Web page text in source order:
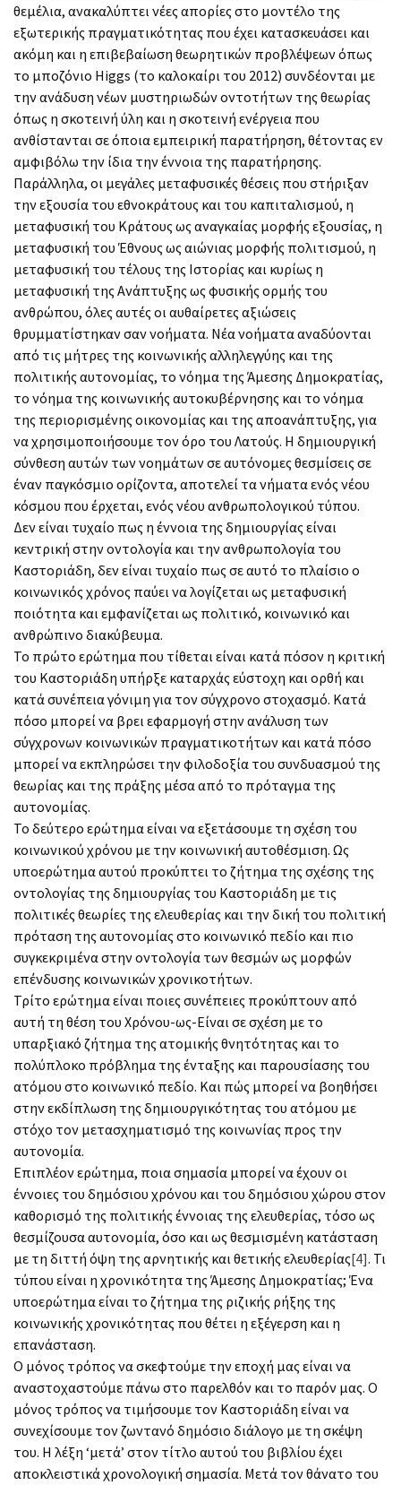
θεμέλια, ανακαλύπτει νέες απορίες στο μοντέλο της
εξωτερικής πραγματικότητας που έχει κατασκευάσει και
ακόμη και η επιβεβαίωση θεωρητικών προβλέψεων όπως
το μποζόνιο Higgs (το καλοκαίρι του 2012) συνδέονται με
την ανάδυση νέων μυστηριωδών οντοτήτων της θεωρίας
όπως η σκοτεινή ύλη και η σκοτεινή ενέργεια που
ανθίστανται σε όποια εμπειρική παρατήρηση, θέτοντας εν
αμφιβόλω την ίδια την έννοια της παρατήρησης.
Παράλληλα, οι μεγάλες μεταφυσικές θέσεις που στήριξαν
την εξουσία του εθνοκράτους και του καπιταλισμού, η
μεταφυσική του Κράτους ως αναγκαίας μορφής εξουσίας, η
μεταφυσική του Έθνους ως αιώνιας μορφής πολιτισμού, η
μεταφυσική του τέλους της Ιστορίας και κυρίως η
μεταφυσική της Ανάπτυξης ως φυσικής ορμής του
ανθρώπου, όλες αυτές οι αυθαίρετες αξιώσεις
θρυμματίστηκαν σαν νοήματα. Νέα νοήματα αναδύονται
από τις μήτρες της κοινωνικής αλληλεγγύης και της
πολιτικής αυτονομίας, το νόημα της Άμεσης Δημοκρατίας,
το νόημα της κοινωνικής αυτοκυβέρνησης και το νόημα
της περιορισμένης οικονομίας και της αποανάπτυξης, για
να χρησιμοποιήσουμε τον όρο του Λατούς. Η δημιουργική
σύνθεση αυτών των νοημάτων σε αυτόνομες θεσμίσεις σε
έναν παγκόσμιο ορίζοντα, αποτελεί τα νήματα ενός νέου
κόσμου που έρχεται, ενός νέου ανθρωπολογικού τύπου.
Δεν είναι τυχαίο πως η έννοια της δημιουργίας είναι
κεντρική στην οντολογία και την ανθρωπολογία του
Καστοριάδη, δεν είναι τυχαίο πως σε αυτό το πλαίσιο ο
κοινωνικός χρόνος παύει να λογίζεται ως μεταφυσική
ποιότητα και εμφανίζεται ως πολιτικό, κοινωνικό και
ανθρώπινο διακύβευμα.
Το πρώτο ερώτημα που τίθεται είναι κατά πόσον η κριτική
του Καστοριάδη υπήρξε καταρχάς εύστοχη και ορθή και
κατά συνέπεια γόνιμη για τον σύγχρονο στοχασμό. Κατά
πόσο μπορεί να βρει εφαρμογή στην ανάλυση των
σύγχρονων κοινωνικών πραγματικοτήτων και κατά πόσο
μπορεί να εκπληρώσει την φιλοδοξία του συνδυασμού της
θεωρίας και της πράξης μέσα από το πρόταγμα της
αυτονομίας.
Το δεύτερο ερώτημα είναι να εξετάσουμε τη σχέση του
κοινωνικού χρόνου με την κοινωνική αυτοθέσμιση. Ως
υποερώτημα αυτού προκύπτει το ζήτημα της σχέσης της
οντολογίας της δημιουργίας του Καστοριάδη με τις
πολιτικές θεωρίες της ελευθερίας και την δική του πολιτική
πρόταση της αυτονομίας στο κοινωνικό πεδίο και πιο
συγκεκριμένα στην οντολογία των θεσμών ως μορφών
επένδυσης κοινωνικών χρονικοτήτων.
Τρίτο ερώτημα είναι ποιες συνέπειες προκύπτουν από
αυτή τη θέση του Χρόνου-ως-Είναι σε σχέση με το
υπαρξιακό ζήτημα της ατομικής θνητότητας και το
πολύπλοκο πρόβλημα της ένταξης και παρουσίασης του
ατόμου στο κοινωνικό πεδίο. Και πώς μπορεί να βοηθήσει
στην εκδίπλωση της δημιουργικότητας του ατόμου με
στόχο τον μετασχηματισμό της κοινωνίας προς την
αυτονομία.
Επιπλέον ερώτημα, ποια σημασία μπορεί να έχουν οι
έννοιες του δημόσιου χρόνου και του δημόσιου χώρου στον
καθορισμό της πολιτικής έννοιας της ελευθερίας, τόσο ως
θεσμίζουσα αυτονομία, όσο και ως θεσμισμένη κατάσταση
με τη διττή όψη της αρνητικής και θετικής ελευθερίας[4]. Τι
τύπου είναι η χρονικότητα της Άμεσης Δημοκρατίας; Ένα
υποερώτημα είναι το ζήτημα της ριζικής ρήξης της
κοινωνικής χρονικότητας που θέτει η εξέγερση και η
επανάσταση.
Ο μόνος τρόπος να σκεφτούμε την εποχή μας είναι να
αναστοχαστούμε πάνω στο παρελθόν και το παρόν μας. Ο
μόνος τρόπος να τιμήσουμε τον Καστοριάδη είναι να
συνεχίσουμε τον ζωντανό δημόσιο διάλογο με τη σκέψη
του. Η λέξη ‘μετά’ στον τίτλο αυτού του βιβλίου έχει
αποκλειστικά χρονολογική σημασία. Μετά τον θάνατο του